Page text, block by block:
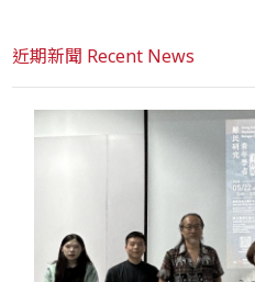
近期新聞 Recent News